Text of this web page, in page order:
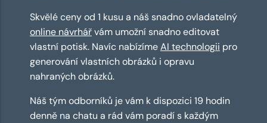
Skvělé ceny od 1 kusu a náš snadno ovladatelný
online návrhářvám umožní snadno editovat
vlastní potisk. Navíc nabízímeAI technologii pro
generování vlastních obrázků i opravu
nahraných obrázků.
Náš tým odborníků je vám k dispozici 19 hodin
denně na chatu a rád vám poradí s každým